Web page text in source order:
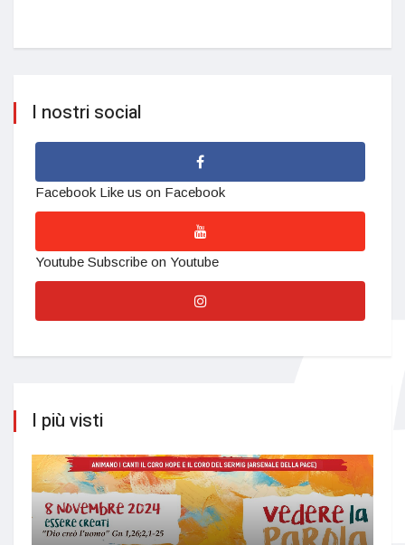
I nostri social
Facebook Like us on Facebook
Youtube Subscribe on Youtube
I più visti